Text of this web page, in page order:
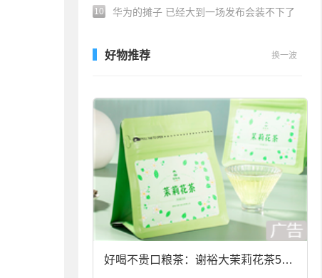
10 华为的摊子 已经大到一场发布会装不下了
好物推荐 换一波
好喝不贵口粮茶：谢裕大茉莉花茶50g